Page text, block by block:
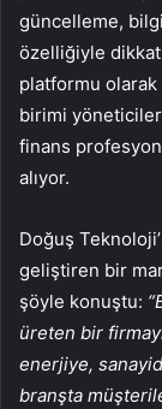
güncelleme,
özelliğiyle
platformu
birimi
finans
alıyor.
Doğuş
geliştiren bir
şöyle konuştu:
üreten bir
enerjiye,
branşta